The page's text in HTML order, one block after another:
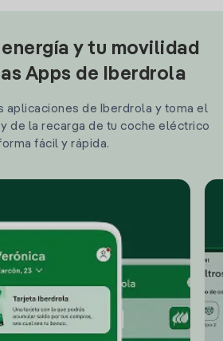
y tu movilidad
Apps de Iberdrola
aplicaciones de Iberdrola y toma el
de la recarga de tu coche eléctrico
fácil y rápida.